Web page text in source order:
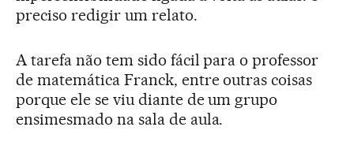
preciso redigir um relato.
A tarefa não tem sido fácil para o professor
de matemática Franck, entre outras coisas
porque ele se viu diante de um grupo
ensimesmado na sala de aula.